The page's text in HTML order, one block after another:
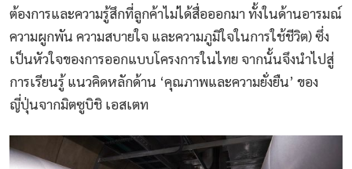
ต้องการและความรู้สึกที่ลูกค้าไม่ได้สื่อออกมา ทั้งในด้านอารมณ์
ความผูกพัน ความสบายใจ และความภูมิใจในการใช้ชีวิต) ซึ่ง
เป็นหัวใจของการออกแบบโครงการในไทย จากนั้นจึงนำไปสู่
การเรียนรู้ แนวคิดหลักด้าน ‘คุณภาพและความยั่งยืน’ ของ
ญี่ปุ่นจากมิตซูบิชิ เอสเตท